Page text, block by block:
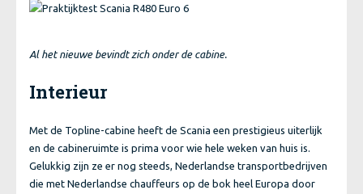
Al het nieuwe bevindt zich onder de cabine.
Interieur
Met de Topline-cabine heeft de Scania een prestigieus uiterlijk
en de cabineruimte is prima voor wie hele weken van huis is.
Gelukkig zijn ze er nog steeds, Nederlandse transportbedrijven
die met Nederlandse chauffeurs op de bok heel Europa door